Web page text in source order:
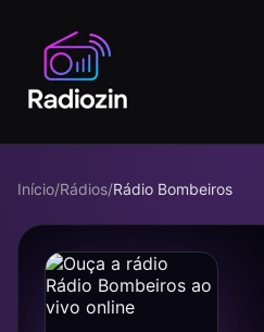
Início/Rádios/Rádio Bombeiros